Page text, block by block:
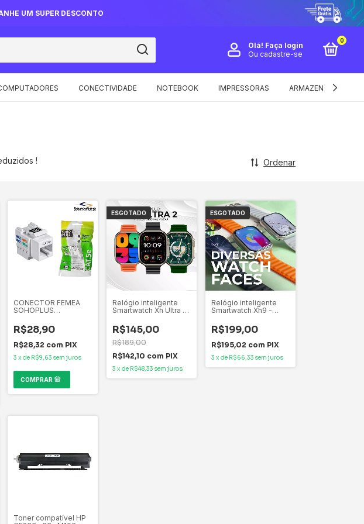
UM SUPER DESCONTO
Olá! Faça login
Ou cadastre-se
0
CONECTIVIDADE NOTEBOOK IMPRESSORAS ARMAZENAMENTO E
! Ordenar
CONECTOR FEMEA
SOHOPLUS
T568A/B KEYSTONE
R$28,90
R$28,32 com PIX
3 x de R$9,63 sem juros
ESGOTADO
Relógio inteligente
Smartwatch Xh Ultra 2
benefício Com Função
Dois Gestos
R$145,00
R$189,00
R$142,10 com PIX
3 x de R$48,33 sem juros
ESGOTADO
Relógio inteligente
Smartwatch Xh9 -
48mm Custo-
benefício Com Função
Dois Gestos
R$199,00
R$195,02 com PIX
3 x de R$66,33 sem juros
Toner compatível HP